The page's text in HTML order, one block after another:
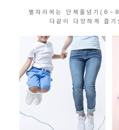
별자리에는 단체줄넘기
다같이 다양하게 즐